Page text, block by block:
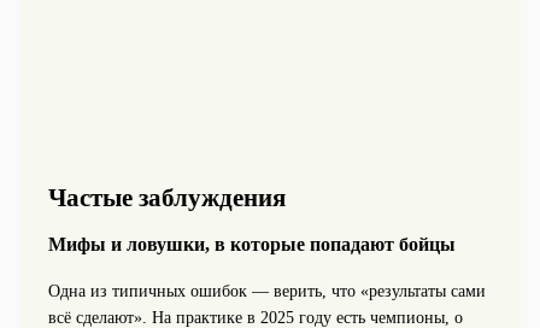
Частые заблуждения
Мифы и ловушки, в которые попадают бойцы
Одна из типичных ошибок — верить, что «результаты сами
всё сделают». На практике в 2025 году есть чемпионы, о